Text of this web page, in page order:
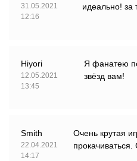
31.05.2021
12:16
идеально! за
Hiyori
12.05.2021
13:45
Я фанатею
звёзд вам!
Smith
22.04.2021
14:17
Очень крутая